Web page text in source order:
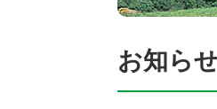
お知ら